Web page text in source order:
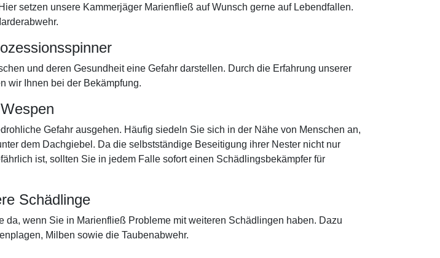
setzen unsere Kammerjäger Marienfließ auf Wunsch gerne auf Lebendfallen.
und deren Gesundheit eine Gefahr darstellen. Durch die Erfahrung unserer
wir Ihnen bei der Bekämpfung.
Wespen
Gefahr ausgehen. Häufig siedeln Sie sich in der Nähe von Menschen an,
dem Dachgiebel. Da die selbstständige Beseitigung ihrer Nester nicht nur
ist, sollten Sie in jedem Falle sofort einen Schädlingsbekämpfer für
Schädlinge
wenn Sie in Marienfließ Probleme mit weiteren Schädlingen haben. Dazu
Milben sowie die Taubenabwehr.